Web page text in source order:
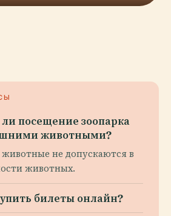
посещение зоопарка
животными?
не допускаются в
животных.
билеты онлайн?